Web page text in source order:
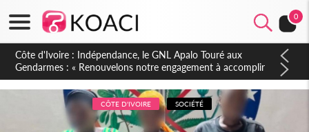
0
Sierra Leone : Un projet de réforme constitutionnelle en
gestation, points clés des amendements, un exclu d'avance
CÔTE D'IVOIRE SOCIÉTÉ